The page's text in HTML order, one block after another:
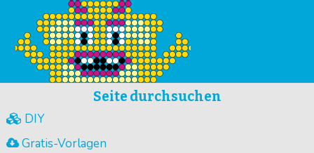
Seite durchsuchen
DIY
Gratis-Vorlagen